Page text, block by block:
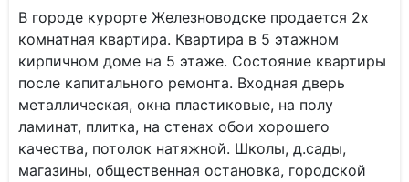
В городе курорте Железноводске продается 2х
комнатная квартира. Квартира в 5 этажном
кирпичном доме на 5 этаже. Состояние квартиры
после капитального ремонта. Входная дверь
металлическая, окна пластиковые, на полу
ламинат, плитка, на стенах обои хорошего
качества, потолок натяжной. Школы, д.сады,
магазины, общественная остановка, городской